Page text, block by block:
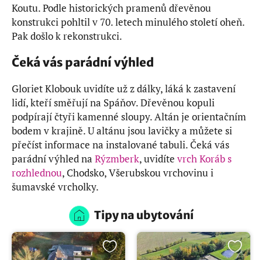
Koutu. Podle historických pramenů dřevěnou
konstrukci pohltil v 70. letech minulého století oheň.
Pak došlo k rekonstrukci.
Čeká vás parádní výhled
Gloriet Klobouk uvidíte už z dálky, láká k zastavení
lidí, kteří směřují na Spáňov. Dřevěnou kopuli
podpírají čtyři kamenné sloupy. Altán je orientačním
bodem v krajině. U altánu jsou lavičky a můžete si
přečíst informace na instalované tabuli. Čeká vás
parádní výhled na Rýzmberk, uvidíte vrch Koráb s
rozhlednou, Chodsko, Všerubskou vrchovinu i
šumavské vrcholky.
Tipy na ubytování